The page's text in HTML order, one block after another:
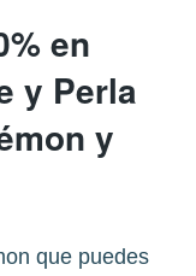
en
y Perla
y
que puedes